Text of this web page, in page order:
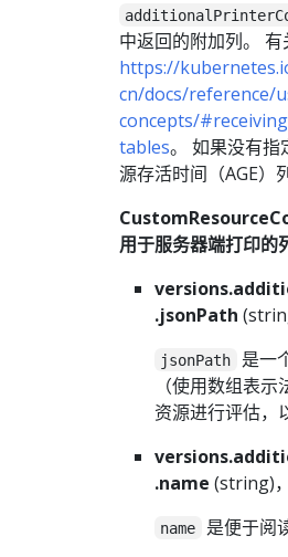
中返回的附加列。
https://
cn/docs/reference/
concepts/
tables。 如果没有指
源存活时间（AGE）
用于服务器端打印的
.jsonPath
jsonPath
是一
（使用数组表
资源进行评估，
.name (string)
name
是便于阅